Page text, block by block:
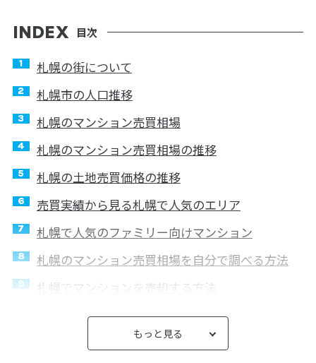
目次
札幌の街について
札幌市の人口推移
札幌のマンション売買相場
札幌のマンション売買相場の推移
札幌の土地売買価格の推移
売買実績から見る札幌で人気のエリア
札幌で人気のファミリー向けマンション
札幌のマンション売買相場を自分で調べる方法
札幌でマンションを売却する方法
札幌でマンションを高く売るコツ
札幌でのマンション買取ならスター・マイカ
もっと見る